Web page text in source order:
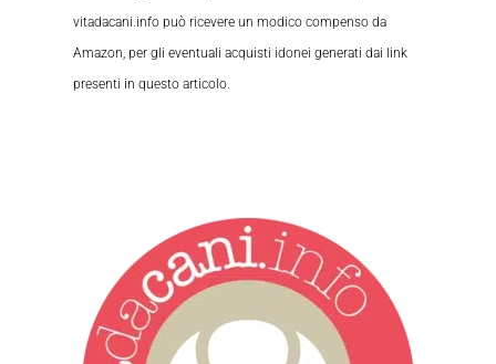
vitadacani.info può ricevere un modico compenso da
Amazon, per gli eventuali acquisti idonei generati dai link
presenti in questo articolo.